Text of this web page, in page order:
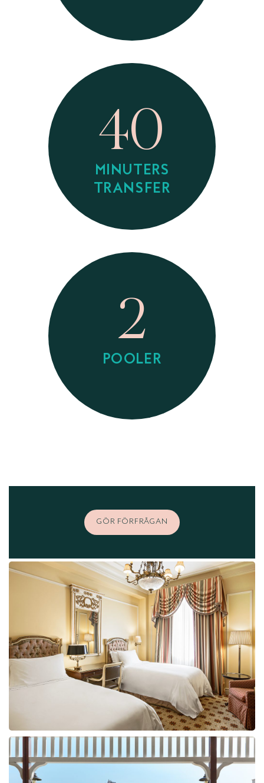
40
MINUTERS
TRANSFER
2
POOLER
GÖR FÖRFRÅGAN